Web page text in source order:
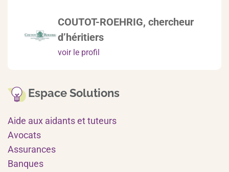
COUTOT-ROEHRIG, chercheur
d’héritiers
voir le profil
Espace Solutions
Aide aux aidants et tuteurs
Avocats
Assurances
Banques